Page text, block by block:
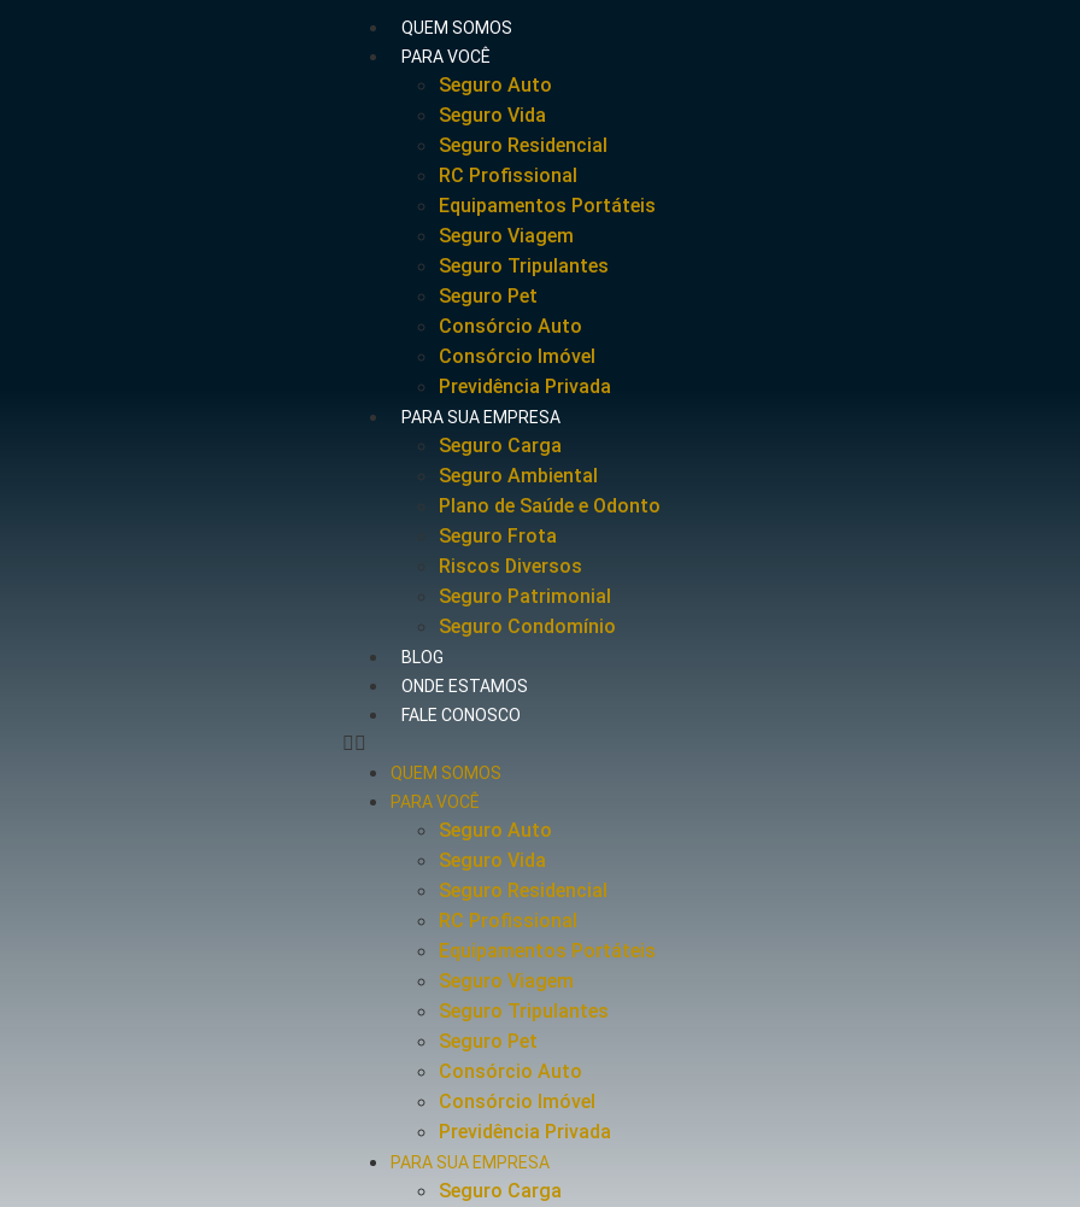
QUEM SOMOS
PARA VOCÊ
Seguro Auto
Seguro Vida
Seguro Residencial
RC Profissional
Equipamentos Portáteis
Seguro Viagem
Seguro Tripulantes
Seguro Pet
Consórcio Auto
Consórcio Imóvel
Previdência Privada
PARA SUA EMPRESA
Seguro Carga
Seguro Ambiental
Plano de Saúde e Odonto
Seguro Frota
Riscos Diversos
Seguro Patrimonial
Seguro Condomínio
BLOG
ONDE ESTAMOS
FALE CONOSCO
QUEM SOMOS
PARA VOCÊ
Seguro Auto
Seguro Vida
Seguro Residencial
RC Profissional
Equipamentos Portáteis
Seguro Viagem
Seguro Tripulantes
Seguro Pet
Consórcio Auto
Consórcio Imóvel
Previdência Privada
PARA SUA EMPRESA
Seguro Carga